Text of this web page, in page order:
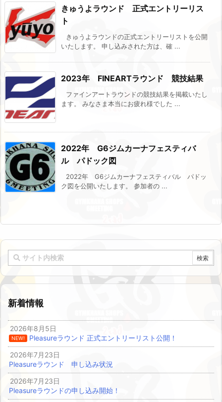
きゅうよラウンド 正式エントリーリス
ト
きゅうよラウンドの正式エントリーリストを公開
いたします。 申し込みされた方は、確 ...
2023年 FINEARTラウンド 競技結果
ファインアートラウンドの競技結果を掲載いたし
ます。 みなさま本当にお疲れ様でした ...
2022年 G6ジムカーナフェスティバ
ル パドック図
2022年 G6ジムカーナフェスティバル パドッ
ク図を公開いたします。 参加者の ...
新着情報
2026年8月5日
NEW!
Pleasureラウンド 正式エントリーリスト公開！
2026年7月23日
Pleasureラウンド 申し込み状況
2026年7月23日
Pleasureラウンドの申し込み開始！